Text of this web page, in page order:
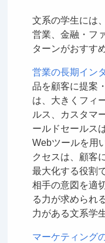
文系の学生には
営業、金融・フ
ターンがおすす
営業の長期イン
品を顧客に提案
は、大きくフィ
ルス、カスタマ
ールドセールス
Webツールを用
クセスは、顧客
最大化する役割
相手の意図を適
る力が求められ
力がある文系学
マーケティング